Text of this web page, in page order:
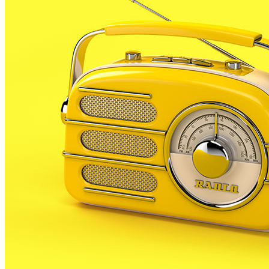
Aquest proper cap de setmana diferents entitats
esportives locals celebren el final de la temporada.
Ho fan organitzant diferents activitats relacionades
amb el seu esport. És el cas del campionat de
futbol7, organitzat pel CD PLF, que comença avui i
que s’allargarà durant tot el cap de setmana al camp
d’esports municipal. En aquesta activitat hi prenen
part diferents equips de jugadors majors de 16 anys.
Per inscriure’s han hagut de pagar 300 €, i el
guanyador pot aconseguir fins a 1200€, mentre que el
segon classificat el premi serà de 500€.